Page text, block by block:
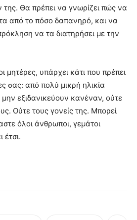
της. Θα πρέπει να γνωρίζει πώς να
από το πόσο δαπανηρό, και να
να τα διατηρήσει με την
μητέρες, υπάρχει κάτι που πρέπει
σας: από πολύ μικρή ηλικία
εξιδανικεύουν κανέναν, ούτε
Ούτε τους γονείς της. Μπορεί
όλοι άνθρωποι, γεμάτοι
έτσι.